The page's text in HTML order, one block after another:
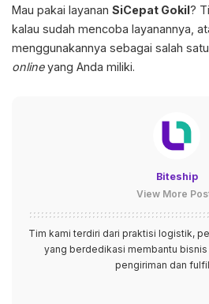
Mau pakai layanan SiCepat Gokil?
kalau sudah mencoba layanannya,
menggunakannya sebagai salah
onlineyang Anda miliki.
Biteship
View More
Tim kami terdiri dari praktisi logistik,
yang berdedikasi membantu
pengiriman dan